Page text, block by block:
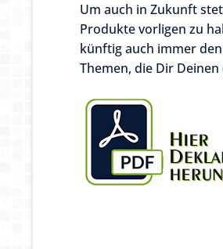
Um auch in Zukunft
Produkte vorligen zu
künftig auch immer
Themen, die Dir